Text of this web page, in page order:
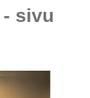
- sivu